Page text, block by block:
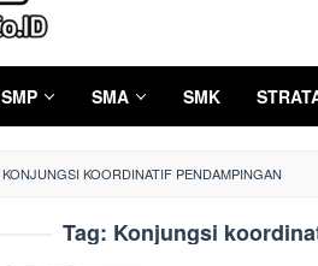
SMP SMA SMK
KONJUNGSI KOORDINATIF PENDAMPINGAN
Tag: Konjungsi